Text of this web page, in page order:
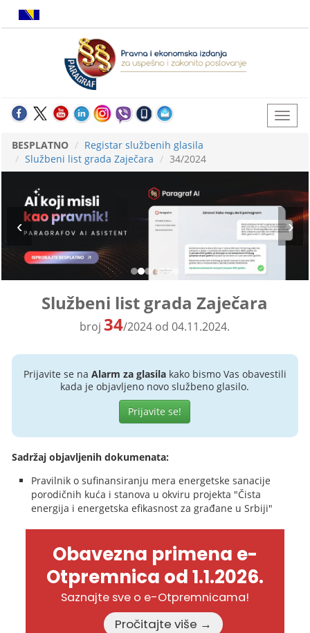
BESPLATNO
Registar službenih glasila
Službeni list grada Zaječara
34/2024
Službeni list grada Zaječara
broj 34/2024 od 04.11.2024.
Prijavite se na Alarm za glasilakako bismo Vas obavestili
kada je objavljeno novo službeno glasilo.
Prijavite se!
Sadržaj objavljenih dokumenata:
Pravilnik o sufinansiranju mera energetske sanacije
porodičnih kuća i stanova u okviru projekta "Čista
energija i energetska efikasnost za građane u Srbiji"
Obavezna primena e-
Otpremnica od 1.1.2026.
Saznajte sve o e-Otpremnicama!
Pročitajte više →